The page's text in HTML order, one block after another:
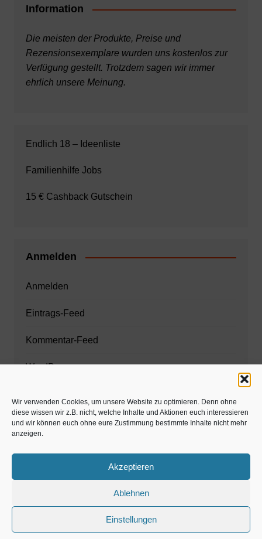
Wir verwenden Cookies, um unsere Website zu optimieren. Denn ohne
diese wissen wir z.B. nicht, welche Inhalte und Aktionen euch interessieren
und wir können euch ohne eure Zustimmung bestimmte Inhalte nicht mehr
anzeigen.
Akzeptieren
Ablehnen
Einstellungen
Information
Die meisten der Produkte, Preise und
Rezensionsexemplare wurden uns kostenlos zur
Verfügung gestellt. Trotzdem sagen wir immer
ehrlich unsere Meinung.
Endlich 18 – Ideenliste
Familienhilfe Jobs
15 € Cashback Gutschein
Anmelden
Anmelden
Eintrags-Feed
Kommentar-Feed
WordPress.org
Zahnarzt München
www.estaregistrierung.org – ESTA
©familös - dieTestfamilie -